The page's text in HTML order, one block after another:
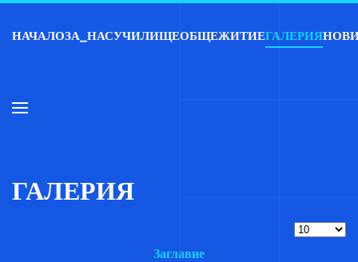
Skip to main content
НАЧАЛОЗА_НАСУЧИЛИЩЕОБЩЕЖИТИЕГАЛЕРИЯ
ГАЛЕРИЯ
Брой
Заглавие